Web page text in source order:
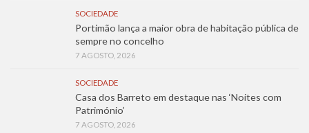
SOCIEDADE
Portimão lança a maior obra de habitação pública de
sempre no concelho
7 AGOSTO, 2026
SOCIEDADE
Casa dos Barreto em destaque nas ‘Noites com
Património’
7 AGOSTO, 2026